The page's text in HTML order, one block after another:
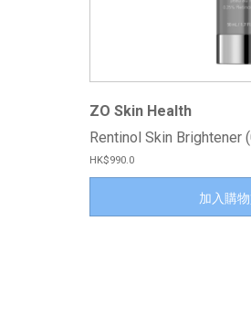
ZO Skin Health
Rentinol Skin Brightener
HK$990.0
加入購